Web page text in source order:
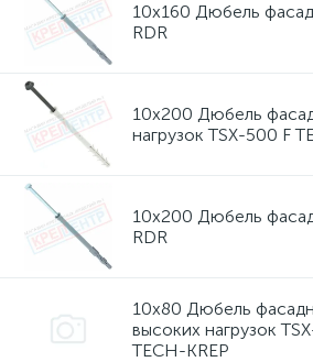
10х160 Дюбель
RDR
10х200 Дюбель
нагрузок TSX-500 F
10х200 Дюбель
RDR
10х80 Дюбель
высоких нагрузок
TECH-KREP